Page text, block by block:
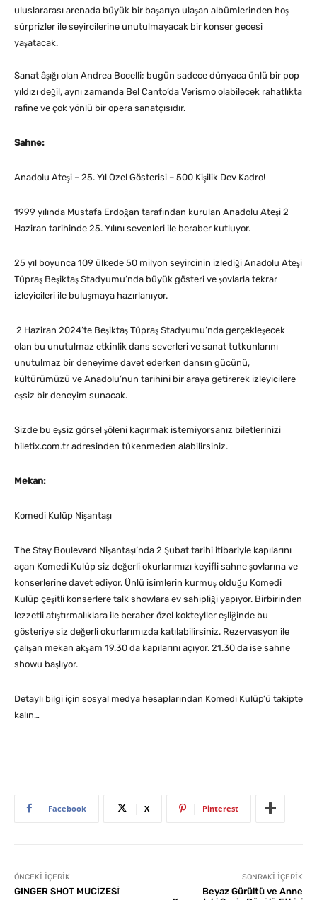
uluslararası arenada büyük bir başarıya ulaşan albümlerinden hoş
sürprizler ile seyircilerine unutulmayacak bir konser gecesi
yaşatacak.
Sanat âşığı olan Andrea Bocelli; bugün sadece dünyaca ünlü bir pop
yıldızı değil, aynı zamanda Bel Canto’da Verismo olabilecek rahatlıkta
rafine ve çok yönlü bir opera sanatçısıdır.
Sahne:
Anadolu Ateşi – 25. Yıl Özel Gösterisi – 500 Kişilik Dev Kadro!
1999 yılında Mustafa Erdoğan tarafından kurulan Anadolu Ateşi 2
Haziran tarihinde 25. Yılını sevenleri ile beraber kutluyor.
25 yıl boyunca 109 ülkede 50 milyon seyircinin izlediği Anadolu Ateşi
Tüpraş Beşiktaş Stadyumu’nda büyük gösteri ve şovlarla tekrar
izleyicileri ile buluşmaya hazırlanıyor.
2 Haziran 2024’te Beşiktaş Tüpraş Stadyumu’nda gerçekleşecek
olan bu unutulmaz etkinlik dans severleri ve sanat tutkunlarını
unutulmaz bir deneyime davet ederken dansın gücünü,
kültürümüzü ve Anadolu’nun tarihini bir araya getirerek izleyicilere
eşsiz bir deneyim sunacak.
Sizde bu eşsiz görsel şöleni kaçırmak istemiyorsanız biletlerinizi
biletix.com.tr adresinden tükenmeden alabilirsiniz.
Mekan:
Komedi Kulüp Nişantaşı
The Stay Boulevard Nişantaşı’nda 2 Şubat tarihi itibariyle kapılarını
açan Komedi Kulüp siz değerli okurlarımızı keyifli sahne şovlarına ve
konserlerine davet ediyor. Ünlü isimlerin kurmuş olduğu Komedi
Kulüp çeşitli konserlere talk showlara ev sahipliği yapıyor. Birbirinden
lezzetli atıştırmalıklara ile beraber özel kokteyller eşliğinde bu
gösteriye siz değerli okurlarımızda katılabilirsiniz. Rezervasyon ile
çalışan mekan akşam 19.30 da kapılarını açıyor. 21.30 da ise sahne
showu başlıyor.
Detaylı bilgi için sosyal medya hesaplarından Komedi Kulüp’ü takipte
kalın…
Facebook X Pinterest
ÖNCEKI İÇERIK
GINGER SHOT MUCİZESİ
SONRAKI İÇERIK
Beyaz Gürültü ve Anne